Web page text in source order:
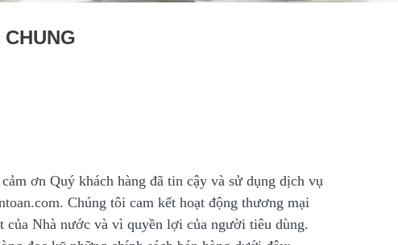
ơn Quý khách hàng đã tin cậy và sử dụng dịch vụ
. Chúng tôi cam kết hoạt động thương mại
Nhà nước và vì quyền lợi của người tiêu dùng.